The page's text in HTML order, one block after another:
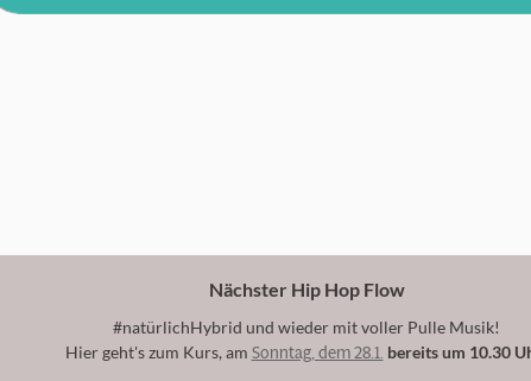
Nächster Hip Hop Flow
#natürlichHybrid und wieder mit voller Pulle Musik!
Hier geht's zum Kurs, am Sonntag, dem 28.1. bereits um 10.30